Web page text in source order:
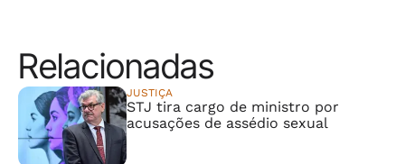
Relacionadas
JUSTIÇA
STJ tira cargo de ministro por
acusações de assédio sexual